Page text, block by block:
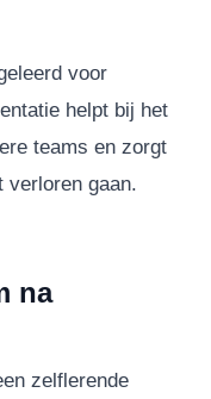
voor
helpt bij het
teams en zorgt
verloren gaan.
na
zelflerende